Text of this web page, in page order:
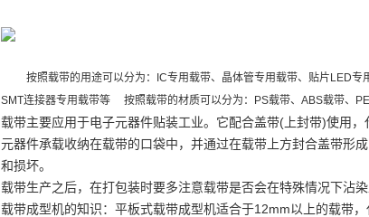
按照载带的用途可以分为：IC专用载带、晶体管专用载带、贴片LED
SMT连接器专用载带等 按照载带的材质可以分为：PS载带、ABS载带、
载带主要应用于电子元器件贴装工业。它配合盖带(上封带)使用，
元器件承载收纳在载带的口袋中，并通过在载带上方封合盖带形
和损坏。
载带生产之后，在打包装时要多注意载带是否会在特殊情况下沾染
载带成型机的知识：平板式载带成型机适合于12mm以上的载带，